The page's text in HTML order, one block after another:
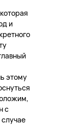
и
этому
с